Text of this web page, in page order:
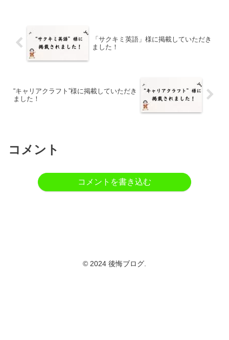
「サクキミ英語」様に掲載していただき
ました！
“キャリアクラフト”様に掲載していただき
ました！
コメント
コメントを書き込む
© 2024 後悔ブログ.